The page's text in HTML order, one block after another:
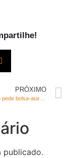
PRÓXIMO
publicado.